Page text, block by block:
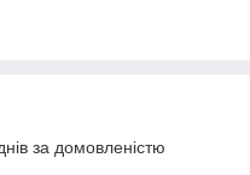
за домовленістю